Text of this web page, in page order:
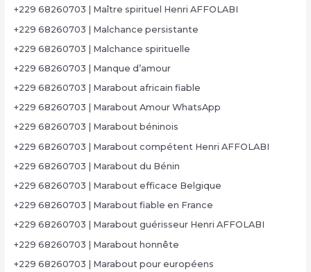
+229 68260703 | Maître spirituel Henri AFFOLABI
+229 68260703 | Malchance persistante
+229 68260703 | Malchance spirituelle
+229 68260703 | Manque d’amour
+229 68260703 | Marabout africain fiable
+229 68260703 | Marabout Amour WhatsApp
+229 68260703 | Marabout béninois
+229 68260703 | Marabout compétent Henri AFFOLABI
+229 68260703 | Marabout du Bénin
+229 68260703 | Marabout efficace Belgique
+229 68260703 | Marabout fiable en France
+229 68260703 | Marabout guérisseur Henri AFFOLABI
+229 68260703 | Marabout honnête
+229 68260703 | Marabout pour européens